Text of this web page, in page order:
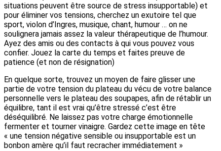
situations peuvent être source de stress insupportable) et
pour éliminer vos tensions, cherchez un exutoire tel que
sport, violon d’Ingres, musique, chant, humour … on ne
soulignera jamais assez la valeur thérapeutique de l’humour.
Ayez des amis ou des contacts à qui vous pouvez vous
confier. Jouez la carte du temps et faites preuve de
patience (et non de résignation)
En quelque sorte, trouvez un moyen de faire glisser une
partie de votre tension du plateau du vécu de votre balance
personnelle vers le plateau des soupapes, afin de rétablir un
équilibre, tant il est vrai qu’être stressé c’est être
déséquilibré. Ne laissez pas votre charge émotionnelle
fermenter et tourner vinaigre. Gardez cette image en tête
« une tension négative sensible ou insupportable est un
bonbon amère qu’il faut recracher immédiatement »